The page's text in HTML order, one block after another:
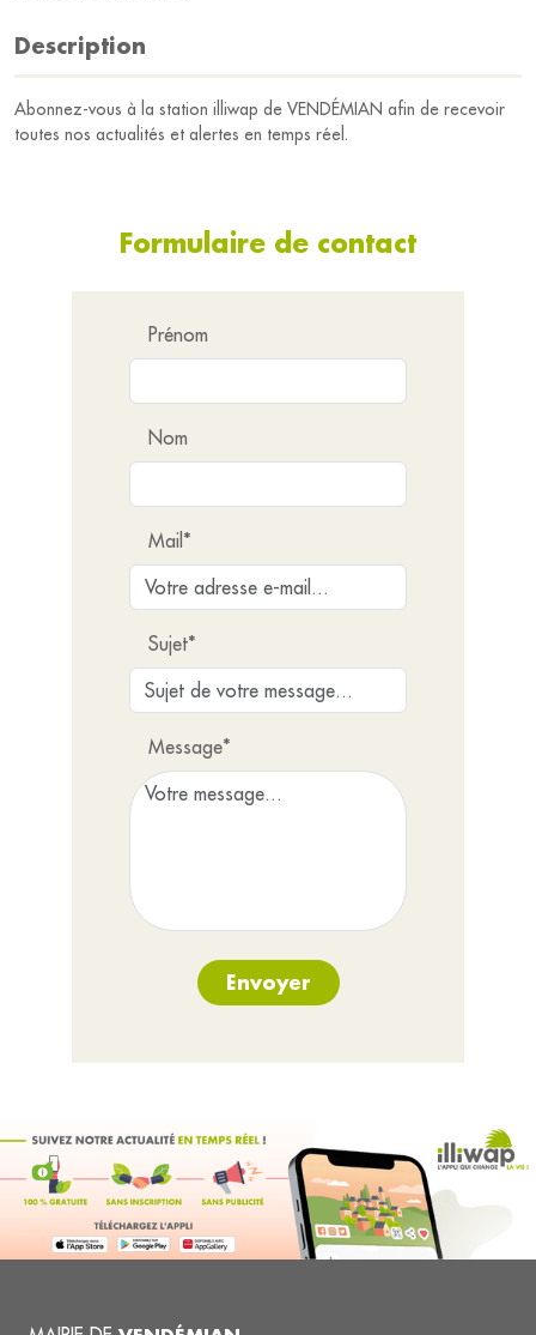
Description
Abonnez-vous à la station illiwap de VENDÉMIAN afin de recevoir
toutes nos actualités et alertes en temps réel.
Formulaire de contact
Prénom
Nom
Mail*
Sujet*
Message*
Envoyer